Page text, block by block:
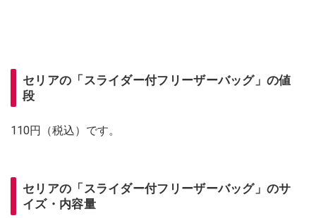
セリアの「スライダー付フリーザーバッグ」の値
段
110円（税込）です。
セリアの「スライダー付フリーザーバッグ」のサ
イズ・内容量